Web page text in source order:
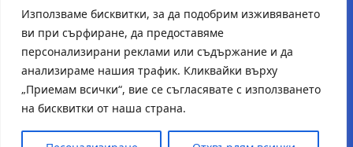
Използваме бисквитки, за да подобрим изживяването
ви при сърфиране, да предоставяме
персонализирани реклами или съдържание и да
анализираме нашия трафик. Кликвайки върху
„Приемам всички“, вие се съгласявате с използването
на бисквитки от наша страна.
Политика за поверителност
Местоположение
Контактна форма
Имейл: 2tsstudio1@gmail.com
Тел.: 0877 30 40 18